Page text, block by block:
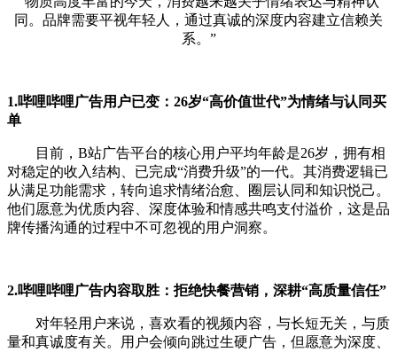
同。品牌需要平视年轻人，通过真诚的深度内容建立信赖关
系。”
1.哔哩哔哩广告用户已变：26岁“高价值世代”为情绪与认同买
单
目前，B站广告平台的核心用户平均年龄是26岁，拥有相
对稳定的收入结构、已完成“消费升级”的一代。其消费逻辑已
从满足功能需求，转向追求情绪治愈、圈层认同和知识悦己。
他们愿意为优质内容、深度体验和情感共鸣支付溢价，这是品
牌传播沟通的过程中不可忽视的用户洞察。
2.哔哩哔哩广告内容取胜：拒绝快餐营销，深耕“高质量信任”
对年轻用户来说，喜欢看的视频内容，与长短无关，与质
量和真诚度有关。用户会倾向跳过生硬广告，但愿意为深度、